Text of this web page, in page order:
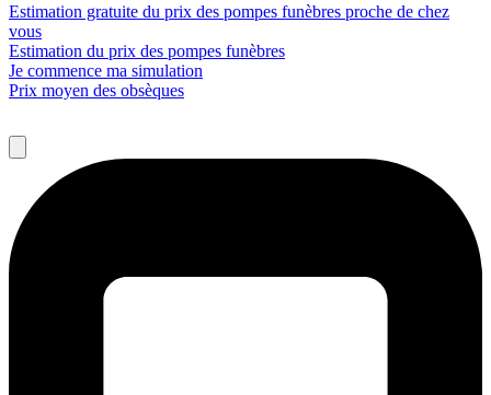
Estimation gratuite du prix des pompes funèbres proche de chez
vous
Estimation du prix des pompes funèbres
Je commence ma simulation
Prix moyen des obsèques